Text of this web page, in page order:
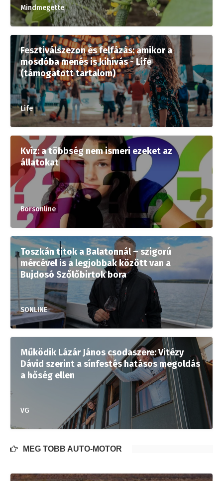
Mindmegette
Fesztiválszezon és felfázás: amikor a
mosdóba menés is kihívás - Life
(támogatott tartalom)
Life
Kvíz: a többség nem ismeri ezeket az
állatokat
Borsonline
Toszkán titok a Balatonnál – szigorú
mércével is a legjobbak között van a
Bujdosó Szőlőbirtok bora
SONLINE
Működik Lázár János csodaszere: Vitézy
Dávid szerint a sínfestés hatásos megoldás
a hőség ellen
VG
MÉG TÖBB AUTÓ-MOTOR